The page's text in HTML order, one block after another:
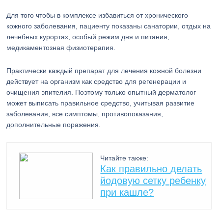
Для того чтобы в комплексе избавиться от хронического
кожного заболевания, пациенту показаны санатории, отдых на
лечебных курортах, особый режим дня и питания,
медикаментозная физиотерапия.
Практически каждый препарат для лечения кожной болезни
действует на организм как средство для регенерации и
очищения эпителия. Поэтому только опытный дерматолог
может выписать правильное средство, учитывая развитие
заболевания, все симптомы, противопоказания,
дополнительные поражения.
Читайте также:
Как правильно делать
йодовую сетку ребенку
при кашле?